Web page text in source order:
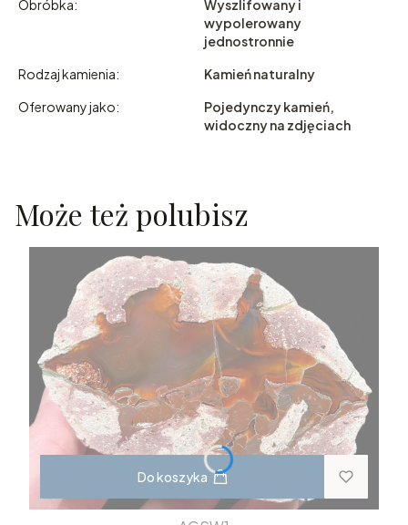
Obróbka:
Wyszlifowany i
wypolerowany
jednostronnie
Rodzaj kamienia:
Kamień naturalny
Oferowany jako:
Pojedynczy kamień,
widoczny na zdjęciach
Może też polubisz
Do koszyka